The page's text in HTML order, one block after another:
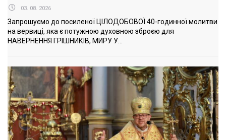
03. 08. 2026
Запрошуємо до посиленої ЦІЛОДОБОВОЇ 40-годинної молитви
на вервиці, яка є потужною духовною зброєю для
НАВЕРНЕННЯ ГРІШНИКІВ, МИРУ У...